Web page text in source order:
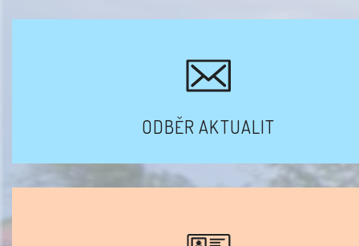
ODBĚR AKTUALIT